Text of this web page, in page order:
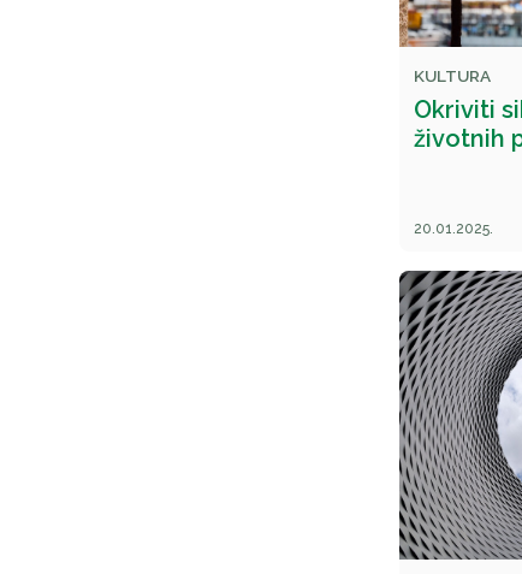
KULTURA
Okriviti
životnih
20.01.2025.